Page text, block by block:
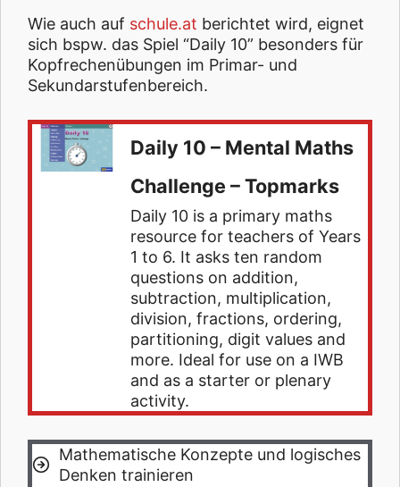
Wie auch auf schule.at berichtet wird, eignet
sich bspw. das Spiel “Daily 10” besonders für
Kopfrechenübungen im Primar- und
Sekundarstufenbereich.
Daily 10 – Mental Maths
Challenge – Topmarks
Daily 10 is a primary maths
resource for teachers of Years
1 to 6. It asks ten random
questions on addition,
subtraction, multiplication,
division, fractions, ordering,
partitioning, digit values and
more. Ideal for use on a IWB
and as a starter or plenary
activity.
Mathematische Konzepte und logisches
Denken trainieren